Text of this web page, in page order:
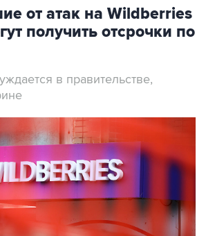
от атак на Wildberries
получить отсрочки по
в правительстве,